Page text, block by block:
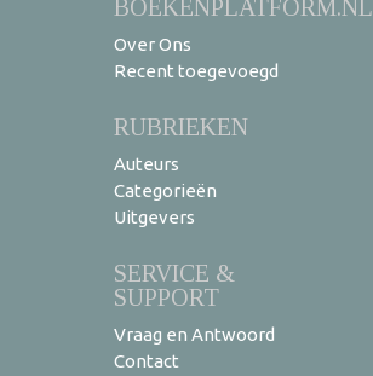
BOEKENPLATFORM.NL
Over Ons
Recent toegevoegd
RUBRIEKEN
Auteurs
Categorieën
Uitgevers
SERVICE &
SUPPORT
Vraag en Antwoord
Contact